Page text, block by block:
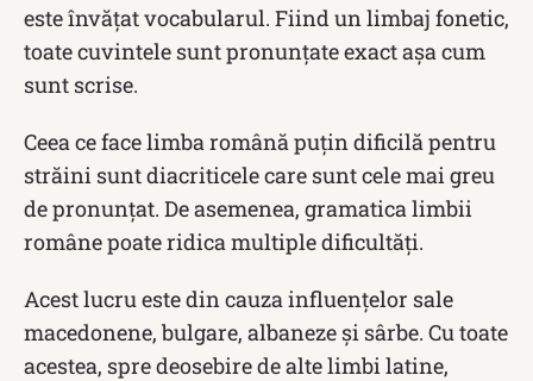
este învățat vocabularul. Fiind un limbaj fonetic,
toate cuvintele sunt pronunțate exact așa cum
sunt scrise.
Ceea ce face limba română puțin dificilă pentru
străini sunt diacriticele care sunt cele mai greu
de pronunțat. De asemenea, gramatica limbii
române poate ridica multiple dificultăți.
Acest lucru este din cauza influențelor sale
macedonene, bulgare, albaneze și sârbe. Cu toate
acestea, spre deosebire de alte limbi latine,